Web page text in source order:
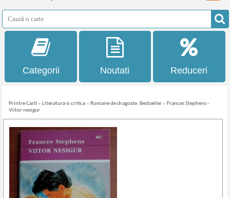
Categorii Noutati Reduceri
Printre Carti » Literatura si critica » Romane de dragoste. Bestseller » Frances Stephens -
Viitor nesigur